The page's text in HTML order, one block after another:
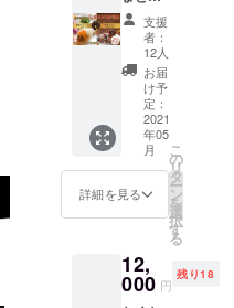
しま
す。
事業者
様にも
オスス
メ！ ※
クール
便で配
送させ
て頂き
ます。
※送料込
み ※賞
約6ヶ月
てお届
けモニ
ター
コース
【30名
限定】
通常よ
り5,480
円お
得！ 薬
膳ポ
ケット
(15
膳おこ
わ
(180g×
支援
者：
12人
お届
け予
定：
2021
年05
月
詳細を見る
こ
の
リ
タ
ー
ン
を
選
択
す
る
12,
000 円
残り18